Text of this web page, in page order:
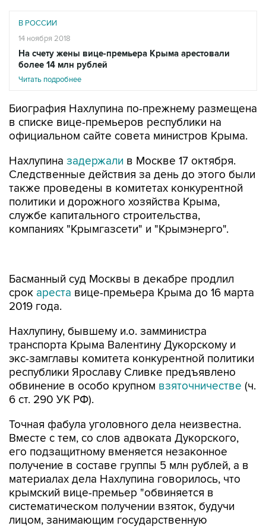
В РОССИИ
14 ноября 2018
На счету жены вице-премьера Крыма арестовали
более 14 млн рублей
Читать подробнее
Биография Нахлупина по-прежнему размещена
в списке вице-премьеров республики на
официальном сайте совета министров Крыма.
Нахлупина задержали в Москве 17 октября.
Следственные действия за день до этого были
также проведены в комитетах конкурентной
политики и дорожного хозяйства Крыма,
службе капитального строительства,
компаниях "Крымгазсети" и "Крымэнерго".
2019 года.
Нахлупину, бывшему и.о. замминистра
экс-замглавы комитета конкурентной политики
республики Ярославу Сливке предъявлено
обвинение в особо крупномвзяточничестве(ч.
6 ст. 290 УК РФ).
Точная фабула уголовного дела неизвестна.
его подзащитному вменяется незаконное
получение в составе группы 5 млн рублей, а в
материалах дела Нахлупина говорилось, что
крымский вице-премьер "обвиняется в
систематическом получении взяток, будучи
лицом, занимающим государственную
должность субъекта Российской Федерации".